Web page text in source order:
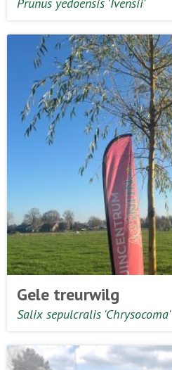
Gele treurwilg
Salix sepulcralis 'Chrysocoma'